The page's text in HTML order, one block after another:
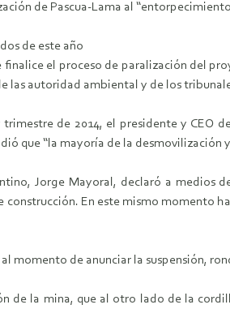
de Pascua-Lama al
de este año
el proceso de paralización del
las autoridad ambiental y de los
de 2014, el presidente y CEO
que “la mayoría de la desmovilización
Jorge Mayoral, declaró a medios
En este mismo momento
momento de anunciar la suspensión,
de la mina, que al otro lado de la